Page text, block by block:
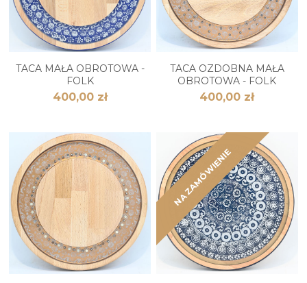
TACA MAŁA OBROTOWA -
FOLK
400,00 zł
TACA OZDOBNA MAŁA
OBROTOWA - FOLK
400,00 zł
NA ZAMÓWIENIE